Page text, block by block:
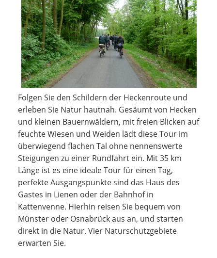
Folgen Sie den Schildern der Heckenroute und
erleben Sie Natur hautnah. Gesäumt von Hecken
und kleinen Bauernwäldern, mit freien Blicken auf
feuchte Wiesen und Weiden lädt diese Tour im
überwiegend flachen Tal ohne nennenswerte
Steigungen zu einer Rundfahrt ein. Mit 35 km
Länge ist es eine ideale Tour für einen Tag,
perfekte Ausgangspunkte sind das Haus des
Gastes in Lienen oder der Bahnhof in
Kattenvenne. Hierhin reisen Sie bequem von
Münster oder Osnabrück aus an, und starten
direkt in die Natur. Vier Naturschutzgebiete
erwarten Sie.